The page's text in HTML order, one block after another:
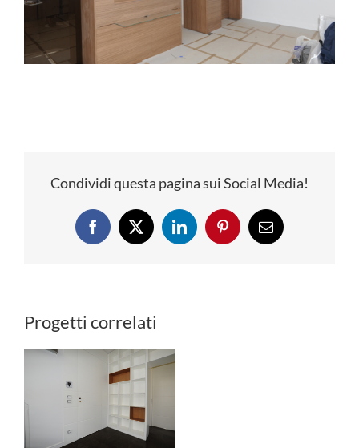
Condividi questa pagina sui Social Media!
Facebook
X LinkedInPinterestEmail
Progetti correlati